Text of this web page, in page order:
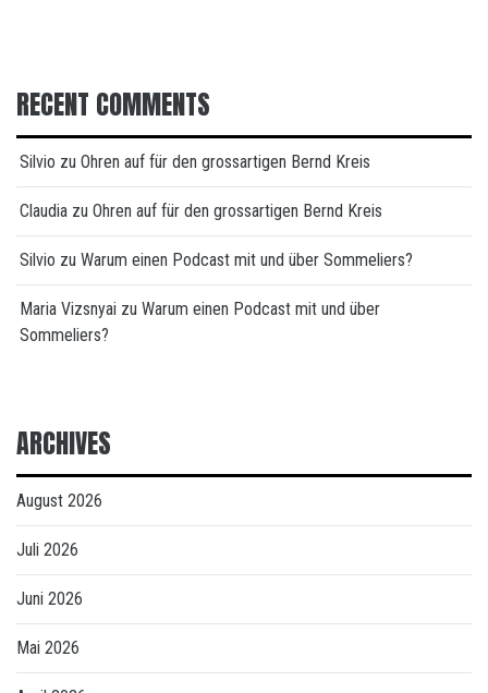
RECENT COMMENTS
Silvio zu Ohren auf für den grossartigen Bernd Kreis
Claudia zu Ohren auf für den grossartigen Bernd Kreis
Silvio zu Warum einen Podcast mit und über Sommeliers?
Maria Vizsnyai zu Warum einen Podcast mit und über
Sommeliers?
ARCHIVES
August 2026
Juli 2026
Juni 2026
Mai 2026